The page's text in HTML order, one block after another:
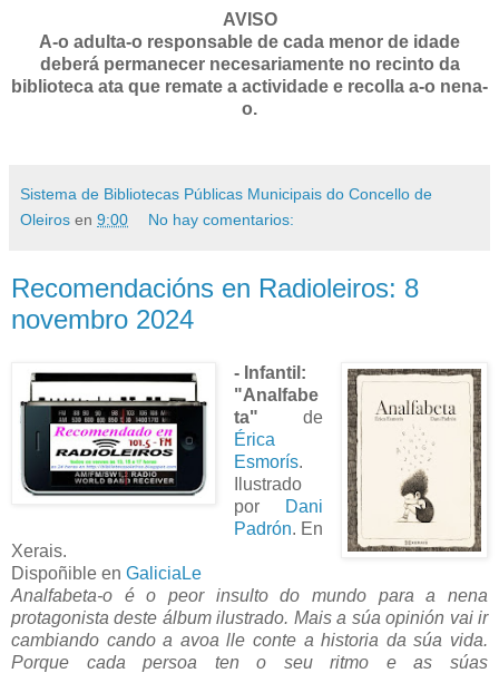
AVISO
A-o adulta-o responsable de cada menor de idade
deberá permanecer necesariamente no recinto da
biblioteca ata que remate a actividade e recolla a-o nena-
o.
Sistema de Bibliotecas Públicas Municipais do Concello de
Oleiros en 9:00 No hay comentarios:
Recomendacións en Radioleiros: 8
novembro 2024
- Infantil:
"Analfabe
ta" de
Érica
Esmorís.
Ilustrado
por
Dani
Padrón. En
Xerais.
Dispoñible en GaliciaLe
Analfabeta-o é o peor insulto do mundo para a nena
protagonista deste álbum ilustrado. Mais a súa opinión vai ir
cambiando cando a avoa lle conte a historia da súa vida.
Porque cada persoa ten o seu ritmo e as súas